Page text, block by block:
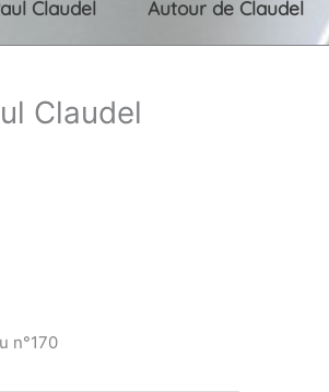
Claudel Autour de Claudel
Claudel
n°170